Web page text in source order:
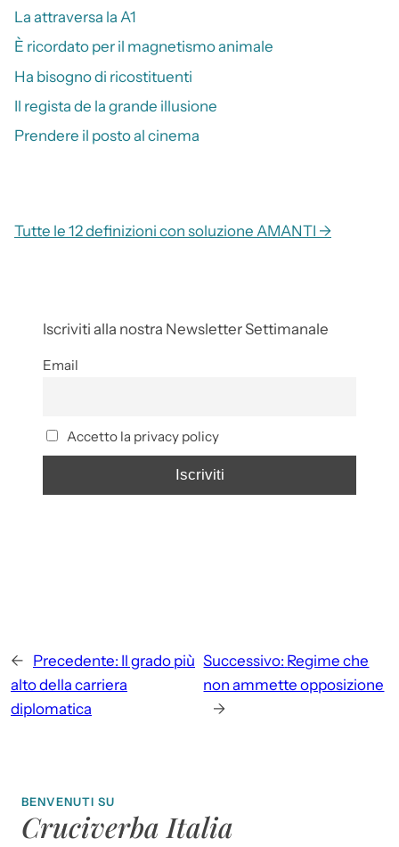
La attraversa la A1
È ricordato per il magnetismo animale
Ha bisogno di ricostituenti
Il regista de la grande illusione
Prendere il posto al cinema
Tutte le 12 definizioni con soluzione AMANTI →
Iscriviti alla nostra Newsletter Settimanale
Email
Accetto la privacy policy
← Precedente: Il grado più
alto della carriera
diplomatica
Successivo: Regime che
non ammette opposizione
→
BENVENUTI SU
Cruciverba Italia